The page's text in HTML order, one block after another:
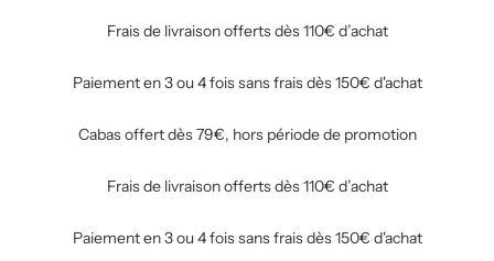
Frais de livraison offerts dès 110€ d’achat
Paiement en 3 ou 4 fois sans frais dès 150€ d'achat
Cabas offert dès 79€, hors période de promotion
Frais de livraison offerts dès 110€ d’achat
Paiement en 3 ou 4 fois sans frais dès 150€ d'achat